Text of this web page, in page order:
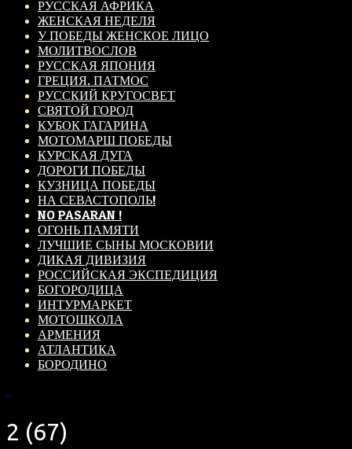
РУССКАЯ АФРИКА
ЖЕНСКАЯ НЕДЕЛЯ
У ПОБЕДЫ ЖЕНСКОЕ ЛИЦО
МОЛИТВОСЛОВ
РУССКАЯ ЯПОНИЯ
ГРЕЦИЯ. ПАТМОС
РУССКИЙ КРУГОСВЕТ
СВЯТОЙ ГОРОД
КУБОК ГАГАРИНА
МОТОМАРШ ПОБЕДЫ
КУРСКАЯ ДУГА
ДОРОГИ ПОБЕДЫ
КУЗНИЦА ПОБЕДЫ
НА СЕВАСТОПОЛЬ!
NO PASARAN !
ОГОНЬ ПАМЯТИ
ЛУЧШИЕ СЫНЫ МОСКОВИИ
ДИКАЯ ДИВИЗИЯ
РОССИЙСКАЯ ЭКСПЕДИЦИЯ
БОГОРОДИЦА
ИНТУРМАРКЕТ
МОТОШКОЛА
АРМЕНИЯ
АТЛАНТИКА
БОРОДИНО
2 (67)